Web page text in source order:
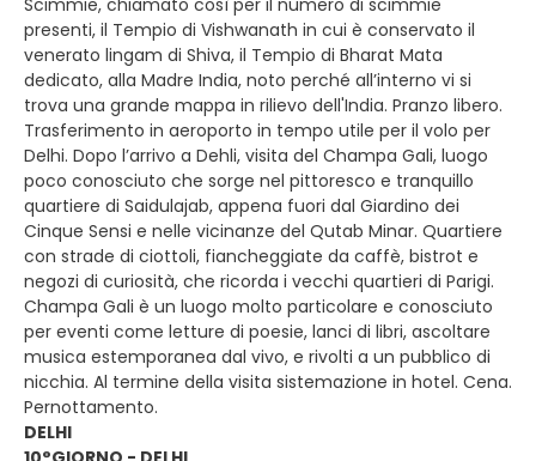
Scimmie, chiamato così per il numero di scimmie
presenti, il Tempio di Vishwanath in cui è conservato il
venerato lingam di Shiva, il Tempio di Bharat Mata
dedicato, alla Madre India, noto perché all’interno vi si
trova una grande mappa in rilievo dell'India. Pranzo libero.
Trasferimento in aeroporto in tempo utile per il volo per
Delhi. Dopo l’arrivo a Dehli, visita del Champa Gali, luogo
poco conosciuto che sorge nel pittoresco e tranquillo
quartiere di Saidulajab, appena fuori dal Giardino dei
Cinque Sensi e nelle vicinanze del Qutab Minar. Quartiere
con strade di ciottoli, fiancheggiate da caffè, bistrot e
negozi di curiosità, che ricorda i vecchi quartieri di Parigi.
Champa Gali è un luogo molto particolare e conosciuto
per eventi come letture di poesie, lanci di libri, ascoltare
musica estemporanea dal vivo, e rivolti a un pubblico di
nicchia. Al termine della visita sistemazione in hotel. Cena.
Pernottamento.
DELHI